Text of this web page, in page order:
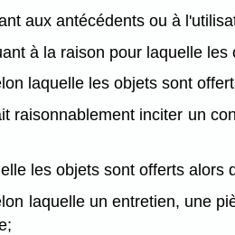
aux antécédents ou à
à la raison pour laquelle les
laquelle les objets sont
raisonnablement inciter un
les objets sont offerts
laquelle un entretien, une